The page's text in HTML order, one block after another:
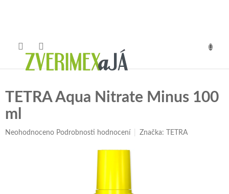
TETRA Aqua Nitrate Minus 100
ml
Průměrné
Neohodnoceno Podrobnosti hodnocení Značka: TETRA